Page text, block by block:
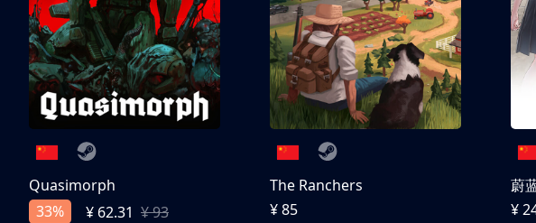
Quasimorph
33%
¥ 62.31 ¥ 93
The Ranchers
¥ 85
¥